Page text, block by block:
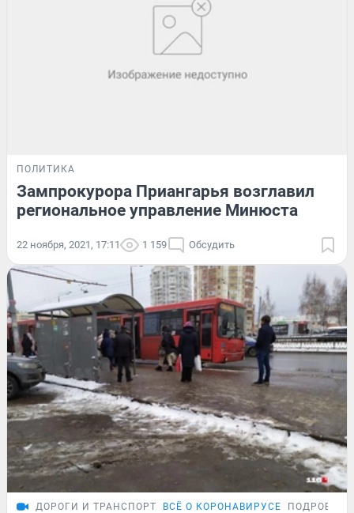
ПОЛИТИКА
Зампрокурора Приангарья возглавил
региональное управление Минюста
22 ноября, 2021, 17:11 1 159 Обсудить
ДОРОГИ И ТРАНСПОРТ ВСЁ О КОРОНАВИРУСЕ